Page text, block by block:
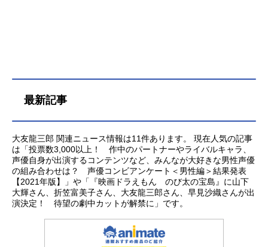
ロッテ・橘：黒沢ともよヴィルマ・
ソーン：井上麻里奈仲町信夫：江川
央生仲町紀之：岩崎諒太仲町浩男：
石川界人才賀正二：田中正彦才賀善
治：大塚明夫ルシール・ベルヌイ
ユ：朴璐美アルレッキーノ：福山潤
パンタローネ：中田譲治コロンビー
ヌ：悠木碧ドットーレ：大友龍三郎
梁剣峰：宝亀克寿梁明霞：南條愛乃
最新記事
大友龍三郎 関連ニュース情報は11件あります。 現在人気の記事
は「投票数3,000以上！ 作中のパートナーやライバルキャラ、
声優自身が出演するコンテンツなど、みんなが大好きな男性声優
の組み合わせは？ 声優コンビアンケート＜男性編＞結果発表
【2021年版】」や「『映画ドラえもん のび太の宝島』に山下
大輝さん、折笠富美子さん、大友龍三郎さん、早見沙織さんが出
演決定！ 待望の劇中カットが解禁に」です。